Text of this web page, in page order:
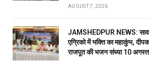
AUGUST 7, 2026
JAMSHEDPUR NEWS:
एग्रिको में भक्ति का महाकुंभ,
राजपूत की भजन संध्या 10